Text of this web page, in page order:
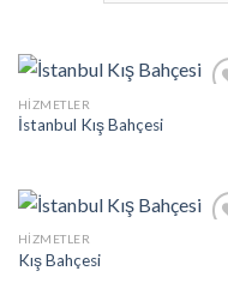
HIZMETLER
İstanbul Kış Bahçesi
HIZMETLER
Kış Bahçesi